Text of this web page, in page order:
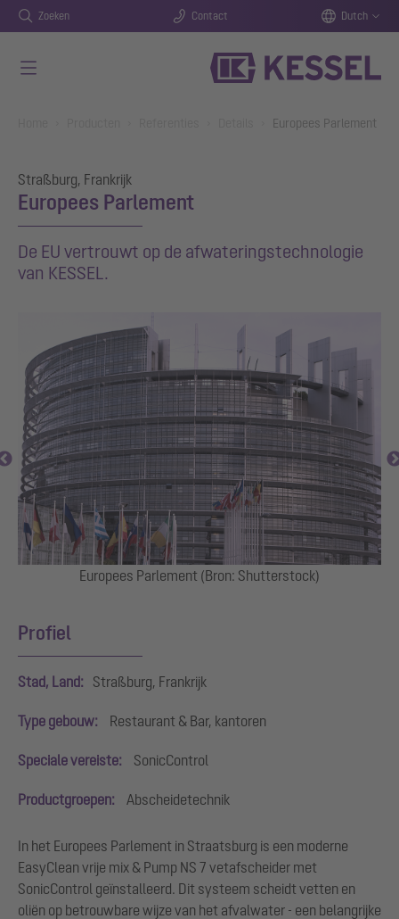
Zoeken Contact Dutch
Europees Parlement
Straßburg, Frankrijk
Europees Parlement
De EU vertrouwt op de afwateringstechnologie
van KESSEL.
Europees Parlement (Bron: Shutterstock)
Profiel
Stad, Land: Straßburg, Frankrijk
Type gebouw: Restaurant & Bar, kantoren
Speciale vereiste: SonicControl
Productgroepen: Abscheidetechnik
In het Europees Parlement in Straatsburg is een moderne
EasyClean vrije mix & Pump NS 7 vetafscheider met
SonicControl geïnstalleerd. Dit systeem scheidt vetten en
oliën op betrouwbare wijze van het afvalwater - een belangrijke